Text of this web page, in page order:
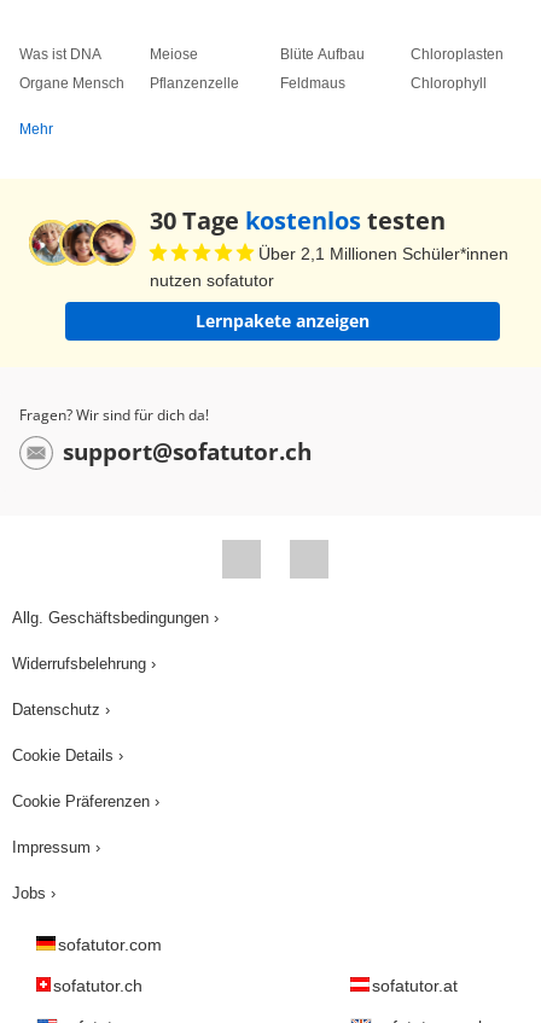
Was ist DNA
Organe Mensch
Meiose
Pflanzenzelle
Blüte Aufbau
Feldmaus
Chloroplasten
Chlorophyll
Mehr
30 Tage kostenlostesten
Über 2,1 Millionen Schüler*innen
nutzen sofatutor
Lernpakete anzeigen
Fragen? Wir sind für dich da!
support@sofatutor.ch
Allg. Geschäftsbedingungen ›
Widerrufsbelehrung ›
Datenschutz ›
Cookie Details ›
Cookie Präferenzen ›
Impressum ›
Jobs ›
sofatutor.com
sofatutor.ch sofatutor.at